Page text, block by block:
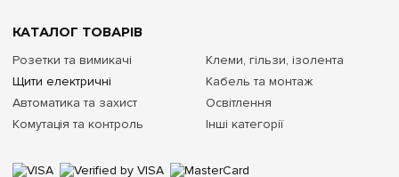
КАТАЛОГ ТОВАРІВ
Розетки та вимикачі
Щити електричні
Автоматика та захист
Комутація та контроль
Клеми, гільзи, ізолента
Кабель та монтаж
Освітлення
Інші категорії